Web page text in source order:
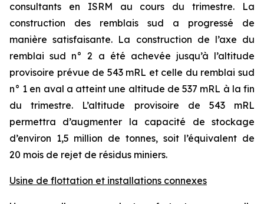
consultants en ISRM au cours du trimestre. La
construction des remblais sud a progressé de
manière satisfaisante. La construction de l’axe du
remblai sud n° 2 a été achevée jusqu’à l’altitude
provisoire prévue de 543 mRL et celle du remblai sud
n° 1 en aval a atteint une altitude de 537 mRL à la fin
du trimestre. L’altitude provisoire de 543 mRL
permettra d’augmenter la capacité de stockage
d’environ 1,5 million de tonnes, soit l’équivalent de
20 mois de rejet de résidus miniers.
Usine de flottation et installations connexes